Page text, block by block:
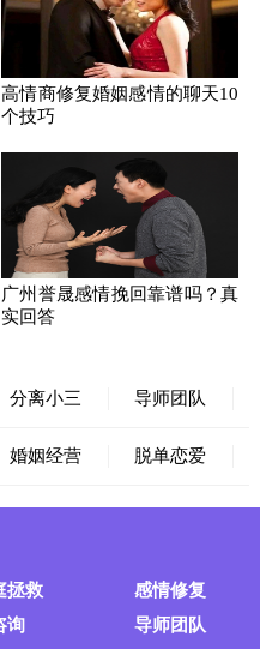
高情商修复婚姻感情的聊天10
个技巧
广州誉晟感情挽回靠谱吗？真
实回答
分离小三 导师团队
婚姻经营 脱单恋爱
拯救
感情修复
询
导师团队